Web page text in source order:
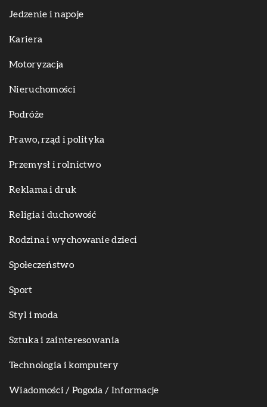
Jedzenie i napoje
Kariera
Motoryzacja
Nieruchomości
Podróże
Prawo, rząd i polityka
Przemysł i rolnictwo
Reklama i druk
Religia i duchowość
Rodzina i wychowanie dzieci
Społeczeństwo
Sport
Styl i moda
Sztuka i zainteresowania
Technologia i komputery
Wiadomości / Pogoda / Informacje